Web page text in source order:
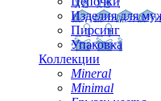
Изделия для
Пирсинг
Упаковка
Коллекции
Mineral
Minimal